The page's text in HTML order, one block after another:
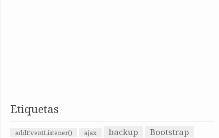
Etiquetas
addEventListener() ajax backup
Bootstrap